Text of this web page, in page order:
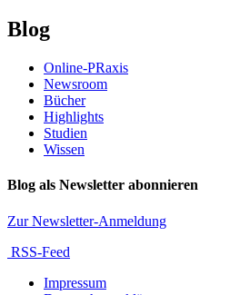
Blog
Online-PRaxis
Newsroom
Bücher
Highlights
Studien
Wissen
Blog als Newsletter abonnieren
Zur Newsletter-Anmeldung
RSS-Feed
Impressum